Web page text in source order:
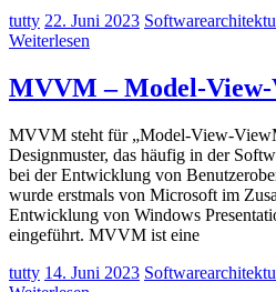
tutty 22. Juni 2023
Weiterlesen
MVVM – Model-View-
MVVM steht für „Model-View-
Designmuster, das häufig in der
bei der Entwicklung von
wurde erstmals von Microsoft im
Entwicklung von Windows
eingeführt. MVVM ist eine
tutty 14. Juni 2023